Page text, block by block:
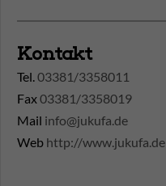
Kontakt
Tel.03381/3358011
Fax03381/3358019
Mail info@jukufa.de
Web http://www.jukufa.de